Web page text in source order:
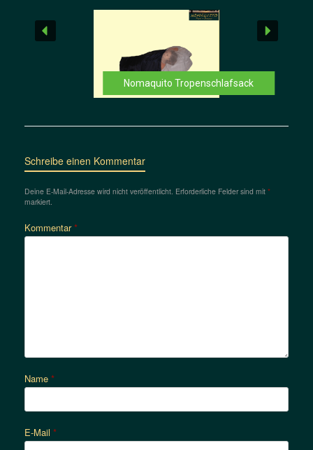
Nomaquito Tropenschlafsack
Schreibe einen Kommentar
Deine E-Mail-Adresse wird nicht veröffentlicht. Erforderliche Felder sind mit *
markiert.
Kommentar*
Name *
E-Mail *